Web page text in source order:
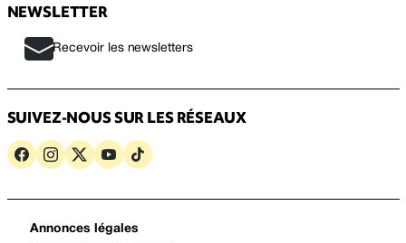
NEWSLETTER
Recevoir les newsletters
SUIVEZ-NOUS SUR LES RÉSEAUX
Annonces légales